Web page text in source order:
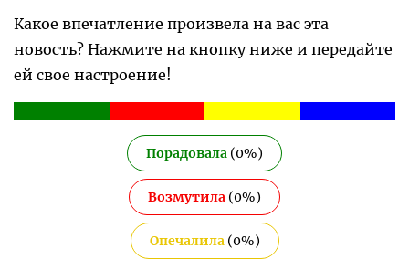
Какое впечатление произвела на вас эта
новость? Нажмите на кнопку ниже и передайте
ей свое настроение!
Порадовала (0%)
Возмутила (0%)
Опечалила(0%)